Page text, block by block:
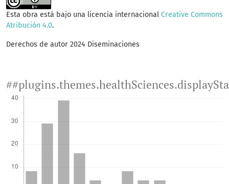
Esta obra está bajo una licencia internacional Creative Commons
Atribución 4.0.
Derechos de autor 2024 Diseminaciones